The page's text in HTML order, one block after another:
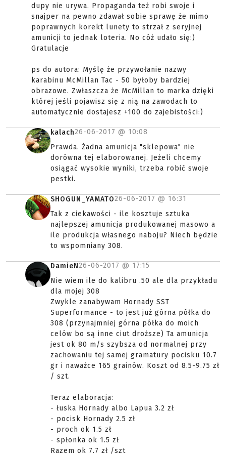
dupy nie urywa. Propaganda też robi swoje i
snajper na pewno zdawał sobie sprawę że mimo
poprawnych korekt lunety to strzał z seryjnej
amunicji to jednak loteria. No cóż udało się:)
Gratulacje
ps do autora: Myślę że przywołanie nazwy
karabinu McMillan Tac - 50 byłoby bardziej
obrazowe. Zwłaszcza że McMillan to marka dzięki
której jeśli pojawisz się z nią na zawodach to
automatycznie dostajesz +100 do zajebistości:)
kalach26-06-2017 @ 10:08
Prawda. Żadna amunicja "sklepowa" nie
dorówna tej elaborowanej. Jeżeli chcemy
osiągać wysokie wyniki, trzeba robić swoje
pestki.
SHOGUN_YAMATO26-06-2017 @ 16:31
Tak z ciekawości - ile kosztuje sztuka
najlepszej amunicja produkowanej masowo a
ile produkcja własnego naboju? Niech będzie
to wspomniany 308.
DamieN26-06-2017 @ 17:15
Nie wiem ile do kalibru .50 ale dla przykładu
dla mojej 308
Zwykle zanabywam Hornady SST
Superformance - to jest już górna półka do
308 (przynajmniej górna półka do moich
celów bo są inne ciut droższe) Ta amunicja
jest ok 80 m/s szybsza od normalnej przy
zachowaniu tej samej gramatury pocisku 10.7
gr i naważce 165 grainów. Koszt od 8.5-9.75 zł
/ szt.
Teraz elaboracja:
- łuska Hornady albo Lapua 3.2 zł
- pocisk Hornady 2.5 zł
- proch ok 1.5 zł
- spłonka ok 1.5 zł
Razem ok 7.7 zł /szt